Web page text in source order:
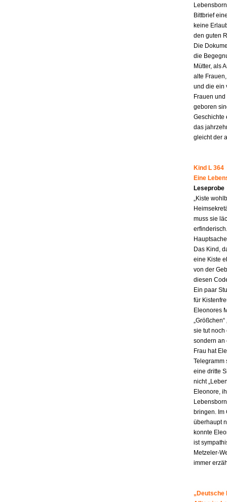
Bittbrief
keine
den guten
Die
die
Mütter, als
alte
und die ein
Frauen
geboren
Geschichte
das
gleicht der
Kind L 364
Eine
Leseprobe
„Kiste
muss sie
Das Kind,
eine Kiste
von der
diesen
Ein paar
für
Eleonores
sie tut noch
sondern an
Frau hat
Telegramm
eine dritte
nicht
Eleonore,
bringen. Im
überhaupt
konnte
ist
Metzeler-
immer
„Deutsche